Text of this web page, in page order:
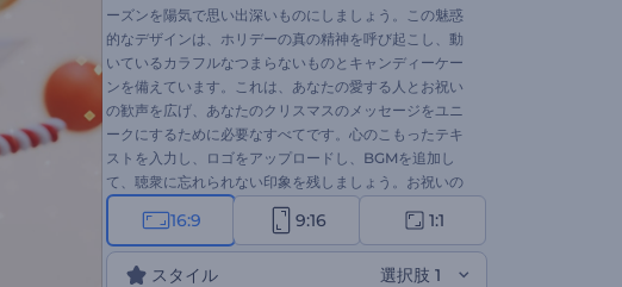
ーズンを陽気で思い出深いものにしましょう。この魅惑
的なデザインは、ホリデーの真の精神を呼び起こし、動
いているカラフルなつまらないものとキャンディーケー
ンを備えています。これは、あなたの愛する人とお祝い
の歓声を広げ、あなたのクリスマスのメッセージをユニ
ークにするために必要なすべてです。心のこもったテキ
ストを入力し、ロゴをアップロードし、BGMを追加し
て、聴衆に忘れられない印象を残しましょう。お祝いの
イントロ、ビデオ挨拶、休日の招待状、または他の様々
なプロジェクトを作成したい場合でも、このテンプレー
トはあなたをカバーしています。今すぐ作りましょう！
16:9 9:16 1:1
スタイル 選択肢 1